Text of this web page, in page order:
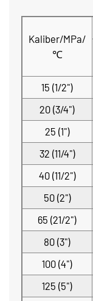
Kaliber/MPa/
℃
15 (1/2")
20 (3/4")
25 (1")
32 (11/4")
40 (11/2")
50 (2")
65 (21/2")
80 (3")
100 (4")
125 (5")